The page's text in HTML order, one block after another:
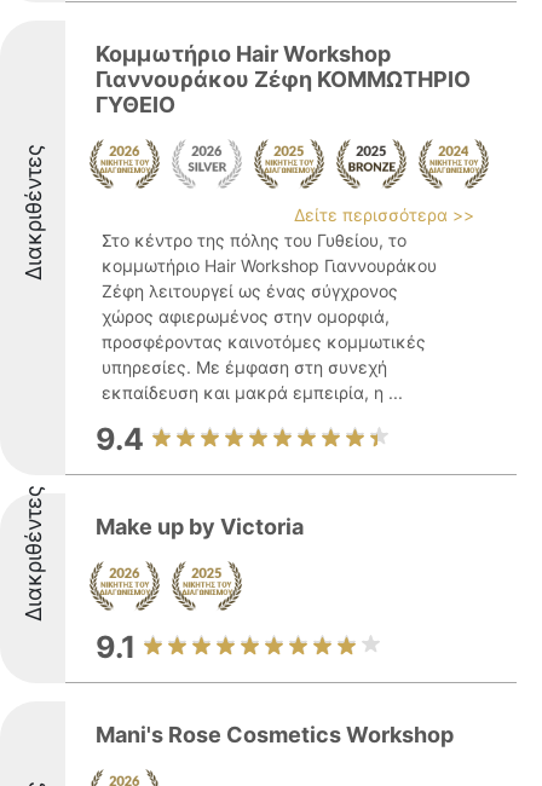
Διακριθέντες
Κομμωτήριο Hair Workshop
Γιαννουράκου Ζέφη ΚΟΜΜΩΤΗΡΙΟ
ΓΥΘΕΙΟ
Δείτε περισσότερα >>
Στο κέντρο της πόλης του Γυθείου, το
κομμωτήριο Hair Workshop Γιαννουράκου
Ζέφη λειτουργεί ως ένας σύγχρονος
χώρος αφιερωμένος στην ομορφιά,
προσφέροντας καινοτόμες κομμωτικές
υπηρεσίες. Με έμφαση στη συνεχή
εκπαίδευση και μακρά εμπειρία, η ...
9.4
Διακριθέντες Make up by Victoria
9.1
Mani's Rose Cosmetics Workshop